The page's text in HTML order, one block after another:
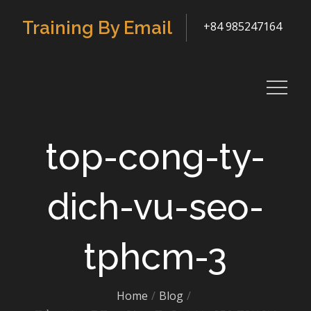
Training By Email +84 985247164
top-cong-ty-
dich-vu-seo-
tphcm-3
Home
Blog